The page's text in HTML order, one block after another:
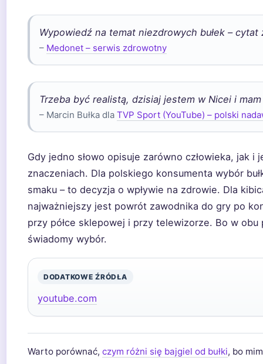
Wypowiedź na temat niezdrowych bułek – cytat
– Medonet – serwis zdrowotny
Trzeba być realistą, dzisiaj jestem w Nicei i
– Marcin Bułka dla TVP Sport (YouTube) – polski
Gdy jedno słowo opisuje zarówno człowieka, jak i
znaczeniach. Dla polskiego konsumenta wybór
smaku – to decyzja o wpływie na zdrowie. Dla
najważniejszy jest powrót zawodnika do gry po
przy półce sklepowej i przy telewizorze. Bo w
świadomy wybór.
DODATKOWE ŹRÓDŁA
youtube.com
Warto porównać, czym różni się bajgiel od bułki, bo